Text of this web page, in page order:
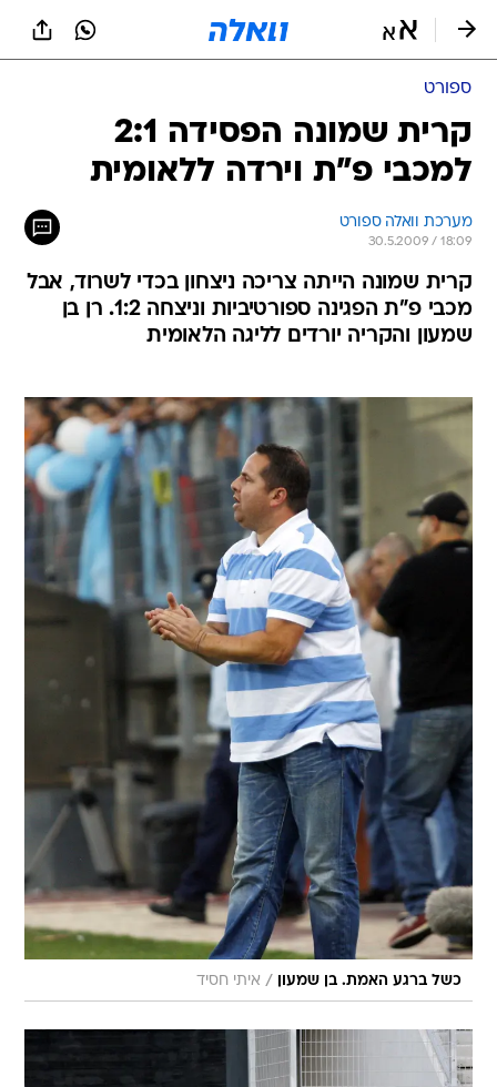
ספורט
קרית שמונה הפסידה 2:1
למכבי פ"ת וירדה ללאומית
מערכת וואלה ספורט
30.5.2009 / 18:09
קרית שמונה הייתה צריכה ניצחון בכדי לשרוד, אבל
מכבי פ"ת הפגינה ספורטיביות וניצחה 1:2. רן בן
שמעון והקריה יורדים לליגה הלאומית
כשל ברגע האמת. בן שמעון / איתי חסיד